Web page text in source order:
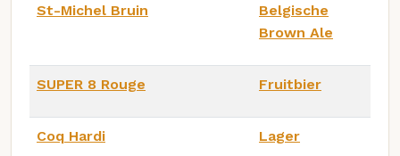
St-Michel Bruin
Belgische
Brown Ale
SUPER 8 Rouge Fruitbier
Coq Hardi Lager